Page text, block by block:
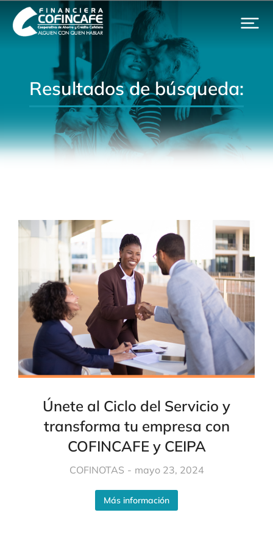
Resultados de búsqueda:
Únete al Ciclo del Servicio y
transforma tu empresa con
COFINCAFE y CEIPA
COFINOTAS mayo 23, 2024
Más información